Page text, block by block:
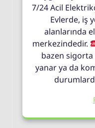
7/24 Acil
Evlerde, iş
alanlarında
merkezindedir.
bazen
yanar ya da